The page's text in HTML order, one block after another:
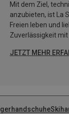
Mit dem Ziel,
anzubieten, ist La
Freien leben und
Zuverlässigkeit
JETZT MEHR